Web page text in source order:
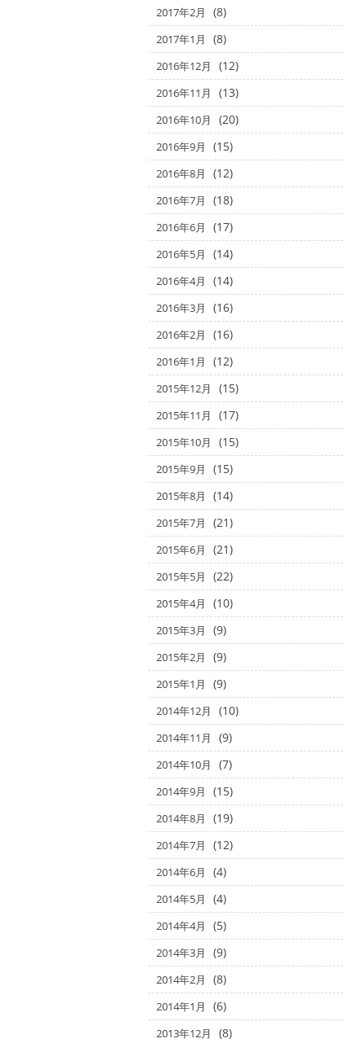
2017年2月 (8)
2017年1月 (8)
2016年12月 (12)
2016年11月 (13)
2016年10月 (20)
2016年9月 (15)
2016年8月 (12)
2016年7月 (18)
2016年6月 (17)
2016年5月 (14)
2016年4月 (14)
2016年3月 (16)
2016年2月 (16)
2016年1月 (12)
2015年12月 (15)
2015年11月 (17)
2015年10月 (15)
2015年9月 (15)
2015年8月 (14)
2015年7月 (21)
2015年6月 (21)
2015年5月 (22)
2015年4月 (10)
2015年3月 (9)
2015年2月 (9)
2015年1月 (9)
2014年12月 (10)
2014年11月 (9)
2014年10月 (7)
2014年9月 (15)
2014年8月 (19)
2014年7月 (12)
2014年6月 (4)
2014年5月 (4)
2014年4月 (5)
2014年3月 (9)
2014年2月 (8)
2014年1月 (6)
2013年12月 (8)